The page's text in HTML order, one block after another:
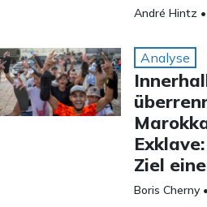
André Hintz
Analyse
Ziel
Boris Cherny